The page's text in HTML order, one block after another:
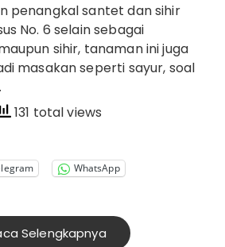
penangkal santet dan sihir
No. 6 selain sebagai
sihir, tanaman ini juga
masakan seperti sayur, soal
131 total views
WhatsApp
Selengkapnya